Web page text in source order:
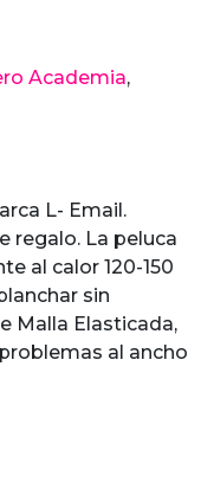
L- Email.
regalo. La peluca
al calor 120-150
sin
Malla Elasticada,
al ancho
Academia,